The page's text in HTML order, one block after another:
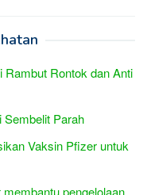
Rambut Rontok dan Anti
Sembelit Parah
Vaksin Pfizer untuk
pengelolaan